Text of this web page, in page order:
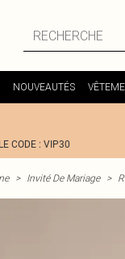
NOUVEAUTÉS
CODE : VIP30
> Invité De Mariage >